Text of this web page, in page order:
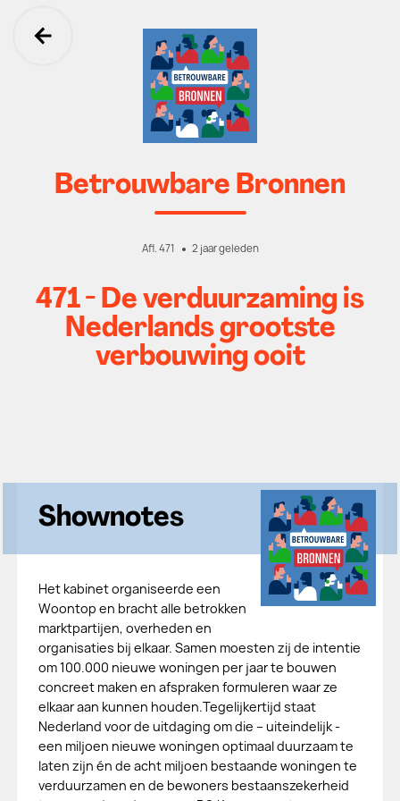
Ga terug
Betrouwbare Bronnen
Afl. 471 2 jaar geleden
471 - De verduurzaming is
Nederlands grootste
verbouwing ooit
Shownotes
Het kabinet organiseerde een
Woontop en bracht alle betrokken
marktpartijen, overheden en
organisaties bij elkaar. Samen moesten zij de intentie
om 100.000 nieuwe woningen per jaar te bouwen
concreet maken en afspraken formuleren waar ze
elkaar aan kunnen houden.Tegelijkertijd staat
Nederland voor de uitdaging om die – uiteindelijk -
een miljoen nieuwe woningen optimaal duurzaam te
laten zijn én de acht miljoen bestaande woningen te
verduurzamen en de bewoners bestaanszekerheid